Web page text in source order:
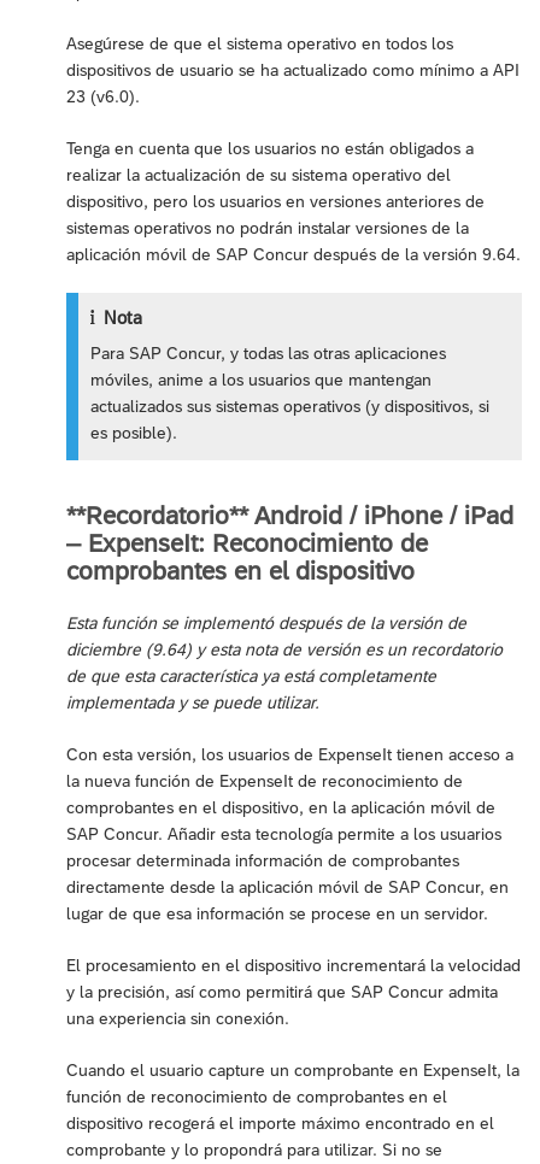
Asegúrese de que el sistema operativo en todos los
dispositivos de usuario se ha actualizado como mínimo a API
23 (v6.0).
Tenga en cuenta que los usuarios no están obligados a
realizar la actualización de su sistema operativo del
dispositivo, pero los usuarios en versiones anteriores de
sistemas operativos no podrán instalar versiones de la
aplicación móvil de SAP Concur después de la versión 9.64.
Nota
Para SAP Concur, y todas las otras aplicaciones
móviles, anime a los usuarios que mantengan
actualizados sus sistemas operativos (y dispositivos, si
es posible).
**Recordatorio** Android / iPhone / iPad
– ExpenseIt: Reconocimiento de
comprobantes en el dispositivo
Esta función se implementó después de la versión de
diciembre (9.64) y esta nota de versión es un recordatorio
de que esta característica ya está completamente
implementada y se puede utilizar.
Con esta versión, los usuarios de ExpenseIt tienen acceso a
la nueva función de ExpenseIt de reconocimiento de
comprobantes en el dispositivo, en la aplicación móvil de
SAP Concur. Añadir esta tecnología permite a los usuarios
procesar determinada información de comprobantes
directamente desde la aplicación móvil de SAP Concur, en
lugar de que esa información se procese en un servidor.
El procesamiento en el dispositivo incrementará la velocidad
y la precisión, así como permitirá que SAP Concur admita
una experiencia sin conexión.
Cuando el usuario capture un comprobante en ExpenseIt, la
función de reconocimiento de comprobantes en el
dispositivo recogerá el importe máximo encontrado en el
comprobante y lo propondrá para utilizar. Si no se